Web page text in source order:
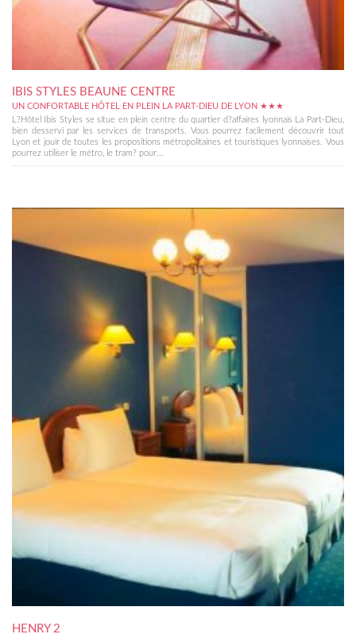
IBIS STYLES BEAUNE CENTRE
UN CONFORTABLE HÔTEL EN PLEIN LA PART-DIEU DE LYON ★★★
L?Hôtel Ibis Styles se situe en plein centre du quartier d?affaires lyonnais La Part-Dieu,
bien desservi par les services de transports. Vous pourrez facilement découvrir tout
Lyon et jouir de toutes les propositions métropolitaines et touristiques lyonnaises. Vous
pourrez utiliser le métro, le tram? pour...
HENRY 2